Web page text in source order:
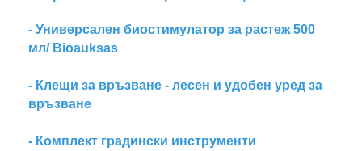
- Универсален биостимулатор за растеж 500
мл/ Bioauksas
- Клещи за връзване - лесен и удобен уред за
връзване
- Комплект градински инструменти